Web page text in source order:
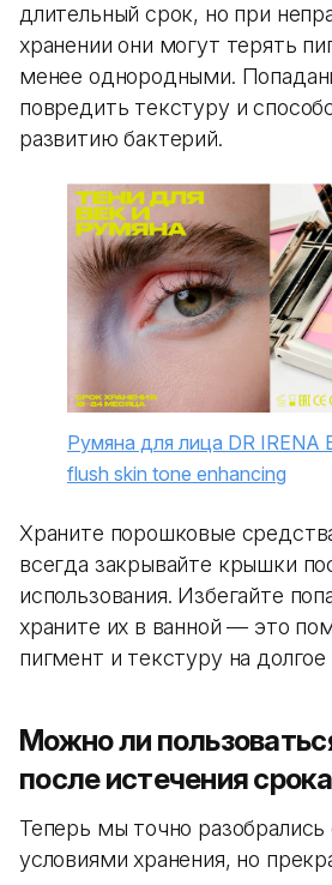
длительный срок, но при
хранении они могут терять
менее однородными.
повредить текстуру и
развитию бактерий.
Румяна для лица DR IRENA
flush skin tone enhancing
Храните порошковые
всегда закрывайте крышки
использования. Избегайте
храните их в ванной — это
пигмент и текстуру на
Можно ли
после истечения
Теперь мы точно
условиями хранения, но